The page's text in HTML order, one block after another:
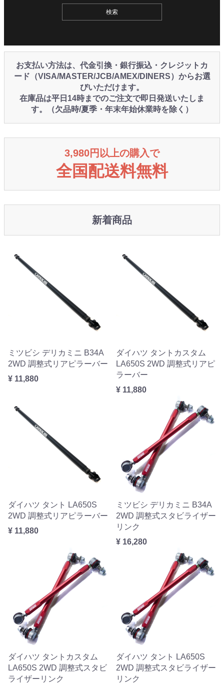
お支払い方法は、代金引換・銀行振込・クレジットカ
ード（VISA/MASTER/JCB/AMEX/DINERS）からお選
びいただけます。
在庫品は平日14時までのご注文で即日発送いたしま
す。（欠品時/夏季・年末年始休業時を除く）
3,980円以上の購入で
全国配送料無料
新着商品
ミツビシ デリカミニ B34A
2WD 調整式リアピラーバー
¥ 11,880
ダイハツ タントカスタム
LA650S 2WD 調整式リアピ
ラーバー
¥ 11,880
ダイハツ タント LA650S
2WD 調整式リアピラーバー
¥ 11,880
ミツビシ デリカミニ B34A
2WD 調整式スタビライザー
リンク
¥ 16,280
ダイハツ タントカスタム
LA650S 2WD 調整式スタビ
ライザーリンク
ダイハツ タント LA650S
2WD 調整式スタビライザー
リンク